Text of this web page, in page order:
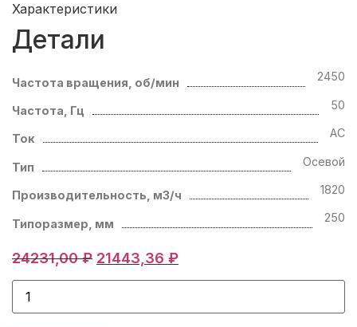
Характеристики
Детали
Частота вращения, об/мин 2450
Частота, Гц 50
Ток AC
Тип Осевой
Производительность, м3/ч 1820
Типоразмер, мм 250
24231,00₽ Первоначальная
цена
24231,00 ₽.
21443,36 ₽Текущая
цена:
Количество
товара
Осевой